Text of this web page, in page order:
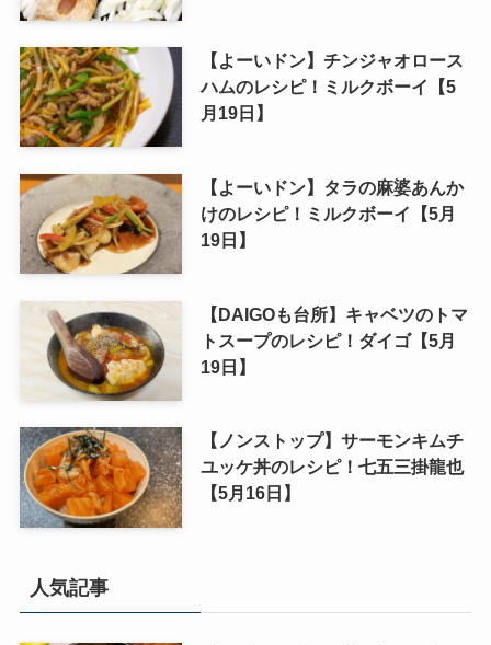
【よーいドン】チンジャオロース
ハムのレシピ！ミルクボーイ【5
月19日】
【よーいドン】タラの麻婆あんか
けのレシピ！ミルクボーイ【5月
19日】
【DAIGOも台所】キャベツのトマ
トスープのレシピ！ダイゴ【5月
19日】
【ノンストップ】サーモンキムチ
ユッケ丼のレシピ！七五三掛龍也
【5月16日】
人気記事